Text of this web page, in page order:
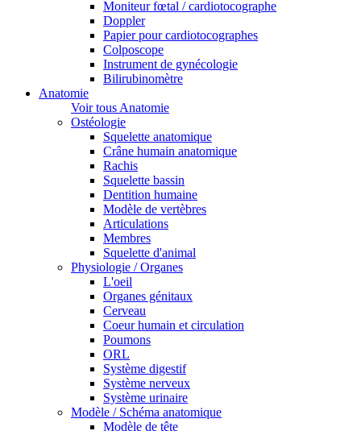
Moniteur fœtal / cardiotocographe
Doppler
Papier pour cardiotocographes
Colposcope
Instrument de gynécologie
Bilirubinomètre
Anatomie
Voir tous Anatomie
Ostéologie
Squelette anatomique
Crâne humain anatomique
Rachis
Squelette bassin
Dentition humaine
Modèle de vertèbres
Articulations
Membres
Squelette d'animal
Physiologie / Organes
L'oeil
Organes génitaux
Cerveau
Coeur humain et circulation
Poumons
ORL
Système digestif
Système nerveux
Système urinaire
Modèle / Schéma anatomique
Modèle de tête